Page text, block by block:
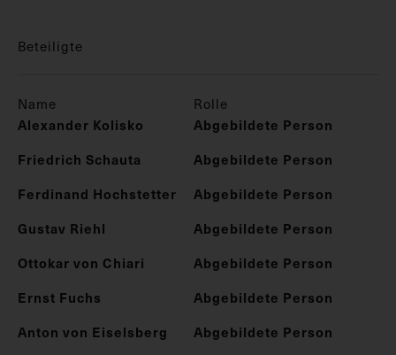
Beteiligte
Name Rolle
Alexander Kolisko
Abgebildete Person
Friedrich Schauta
Abgebildete Person
Ferdinand Hochstetter
Abgebildete Person
Gustav Riehl
Abgebildete Person
Ottokar von Chiari
Abgebildete Person
Ernst Fuchs
Abgebildete Person
Anton von Eiselsberg
Abgebildete Person